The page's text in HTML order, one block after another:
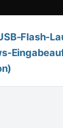
Flash-